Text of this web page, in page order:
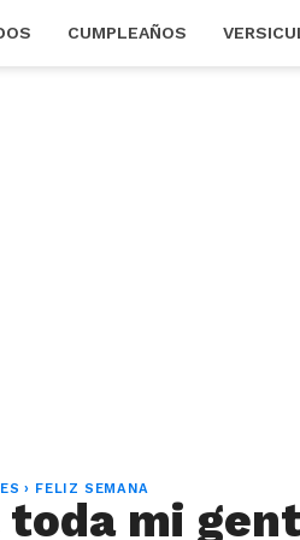
CUMPLEAÑOS
› FELIZ SEMANA
toda mi